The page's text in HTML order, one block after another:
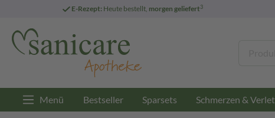
E-Rezept: Heute bestellt, morgen geliefert3
Menü Bestseller Sparsets Schmerzen &